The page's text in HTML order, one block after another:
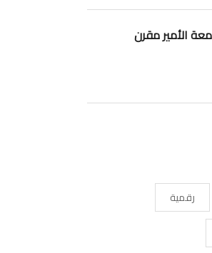
الأمير مقرن
رقمية